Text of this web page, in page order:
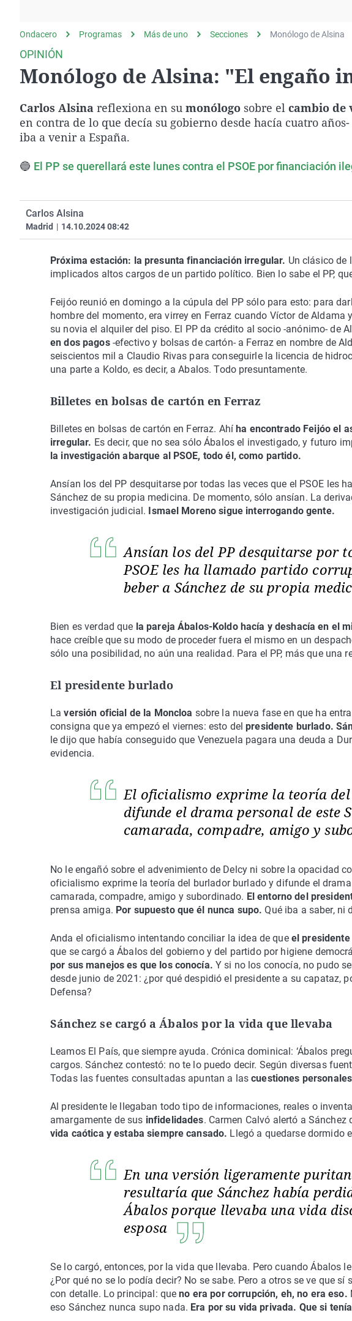
Operación Viuda
Negra
Navarra
Ondacero Programas Más de uno Secciones Monólogo de Alsina
OPINIÓN
Monólogo de Alsina: "El engaño
Carlos Alsina reflexiona en su monólogo sobre el cambio de
en contra de lo que decía su gobierno desde hacía cuatro
iba a venir a España.
🔵 El PP se querellará este lunes contra el PSOE por financiación
Carlos Alsina
Madrid | 14.10.2024 08:42
Próxima estación: la presunta financiación irregular. Un clásico de
implicados altos cargos de un partido político. Bien lo sabe el PP,
Feijóo reunió en domingo a la cúpula del PP sólo para esto: para
hombre del momento, era virrey en Ferraz cuando Víctor de
su novia el alquiler del piso. El PP da crédito al socio -anónimo- de
en dos pagos -efectivo y bolsas de cartón- a Ferraz en nombre de
seiscientos mil a Claudio Rivas para conseguirle la licencia de
una parte a Koldo, es decir, a Abalos. Todo presuntamente.
Billetes en bolsas de cartón en Ferraz
Billetes en bolsas de cartón en Ferraz. Ahíha encontrado Feijóo el
irregular. Es decir, que no sea sólo Ábalos el investigado, y futuro
la investigación abarque al PSOE, todo él, como partido.
Ansían los del PP desquitarse por todas las veces que el PSOE les
Sánchez de su propia medicina. De momento, sólo ansían. La
investigación judicial. Ismael Moreno sigue interrogando gente.
Ansían los del PP desquitarse por
PSOE les ha llamado partido
beber a Sánchez de su propia
Bien es verdad que la pareja Ábalos-Koldo hacía y deshacía en el
hace creíble que su modo de proceder fuera el mismo en un
sólo una posibilidad, no aún una realidad. Para el PP, más que una
El presidente burlado
Laversión oficial de la Moncloa sobre la nueva fase en que ha
consigna que ya empezó el viernes: esto delpresidente burlado.
le dijo que había conseguido que Venezuela pagara una deuda a
evidencia.
El oficialismo exprime la teoría
difunde el drama personal de este
camarada, compadre, amigo y
No le engañó sobre el advenimiento de Delcy ni sobre la opacidad
oficialismo exprime la teoría del burlador burlado y difunde el
camarada, compadre, amigo y subordinado. El entorno del
prensa amiga. Por supuesto que él nunca supo. Qué iba a saber, ni
Anda el oficialismo intentando conciliar la idea de que el
que se cargó a Ábalos del gobierno y del partido por higiene
por sus manejos es que los conocía.Y si no los conocía, no pudo
desde junio de 2021: ¿por qué despidió el presidente a su capataz,
Defensa?
Sánchez se cargó a Ábalos por la vida que llevaba
Leamos El País, que siempre ayuda. Crónica dominical: ‘Ábalos
cargos. Sánchez contestó: no te lo puedo decir. Según diversas
Todas las fuentes consultadas apuntan a lascuestiones
Al presidente le llegaban todo tipo de informaciones, reales o
amargamente de sus infidelidades. Carmen Calvó alertó a
vida caótica y estaba siempre cansado. Llegó a quedarse dormido
En una versión ligeramente
resultaría que Sánchez había
Ábalos porque llevaba una vida
esposa
Se lo cargó, entonces, por la vida que llevaba. Pero cuando Ábalos
¿Por qué no se lo podía decir? No se sabe. Pero a otros se ve que
con detalle. Lo principal: queno era por corrupción, eh, no era eso.
eso Sánchez nunca supo nada. Era por su vida privada. Que si